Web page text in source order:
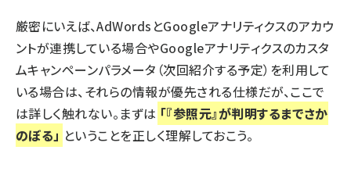
厳密にいえば、AdWordsとGoogleアナリティクスのアカウ
ントが連携している場合やGoogleアナリティクスのカスタ
ムキャンペーンパラメータ（次回紹介する予定）を利用して
いる場合は、それらの情報が優先される仕様だが、ここで
は詳しく触れない。まずは 「『参照元』が判明するまでさか
のぼる」 ということを正しく理解しておこう。